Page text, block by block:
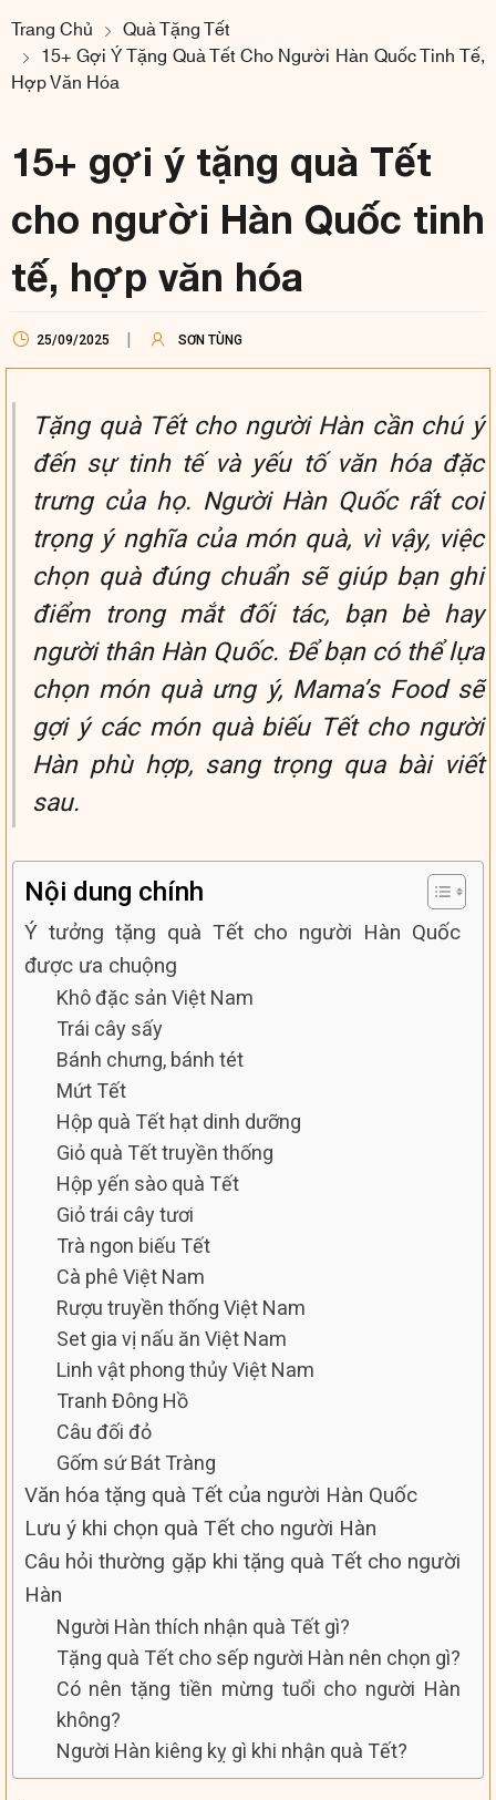
Trang Chủ
Quà Tặng Tết
15+ Gợi Ý Tặng Quà Tết Cho Người Hàn Quốc Tinh Tế,
Hợp Văn Hóa
15+ gợi ý tặng quà Tết
cho người Hàn Quốc tinh
tế, hợp văn hóa
25/09/2025 SƠN TÙNG
Tặng quà Tết cho người Hàn cần chú ý
đến sự tinh tế và yếu tố văn hóa đặc
trưng của họ. Người Hàn Quốc rất coi
trọng ý nghĩa của món quà, vì vậy, việc
chọn quà đúng chuẩn sẽ giúp bạn ghi
điểm trong mắt đối tác, bạn bè hay
người thân Hàn Quốc. Để bạn có thể lựa
chọn món quà ưng ý, Mama’s Food sẽ
gợi ý các món quà biếu Tết cho người
Hàn phù hợp, sang trọng qua bài viết
sau.
Nội dung chính
Ý tưởng tặng quà Tết cho người Hàn Quốc
được ưa chuộng
Khô đặc sản Việt Nam
Trái cây sấy
Bánh chưng, bánh tét
Mứt Tết
Hộp quà Tết hạt dinh dưỡng
Giỏ quà Tết truyền thống
Hộp yến sào quà Tết
Giỏ trái cây tươi
Trà ngon biếu Tết
Cà phê Việt Nam
Rượu truyền thống Việt Nam
Set gia vị nấu ăn Việt Nam
Linh vật phong thủy Việt Nam
Tranh Đông Hồ
Câu đối đỏ
Gốm sứ Bát Tràng
Văn hóa tặng quà Tết của người Hàn Quốc
Lưu ý khi chọn quà Tết cho người Hàn
Câu hỏi thường gặp khi tặng quà Tết cho người
Hàn
Người Hàn thích nhận quà Tết gì?
Tặng quà Tết cho sếp người Hàn nên chọn gì?
Có nên tặng tiền mừng tuổi cho người Hàn
không?
Người Hàn kiêng kỵ gì khi nhận quà Tết?